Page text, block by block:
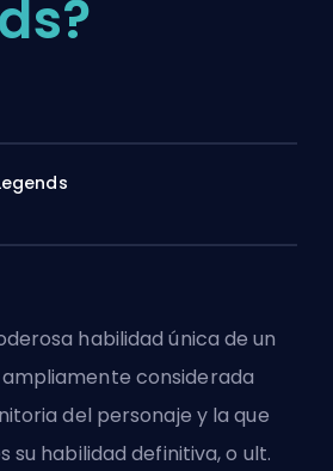
habilidad única de un
considerada
del personaje y la que
su habilidad definitiva, o ult.